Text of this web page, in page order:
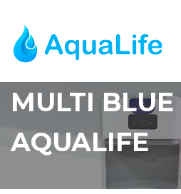
MULTI BLUE
AQUALIFE